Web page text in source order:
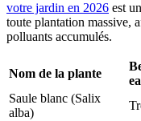
votre jardin en 2026 est
toute plantation massive,
polluants accumulés.
Nom de la plante
Saule blanc (Salix
alba)